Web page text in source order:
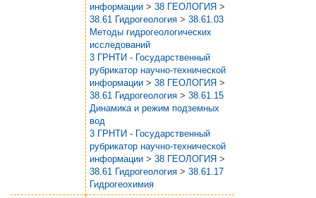
информации > 38 ГЕОЛОГИЯ >
38.61 Гидрогеология > 38.61.03
Методы гидрогеологических
исследований
3 ГРНТИ - Государственный
рубрикатор научно-технической
информации > 38 ГЕОЛОГИЯ >
38.61 Гидрогеология > 38.61.15
Динамика и режим подземных
вод
3 ГРНТИ - Государственный
рубрикатор научно-технической
информации > 38 ГЕОЛОГИЯ >
38.61 Гидрогеология > 38.61.17
Гидрогеохимия